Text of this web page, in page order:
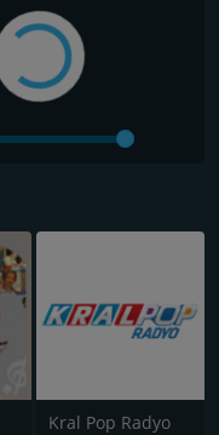
Kral Pop Radyo